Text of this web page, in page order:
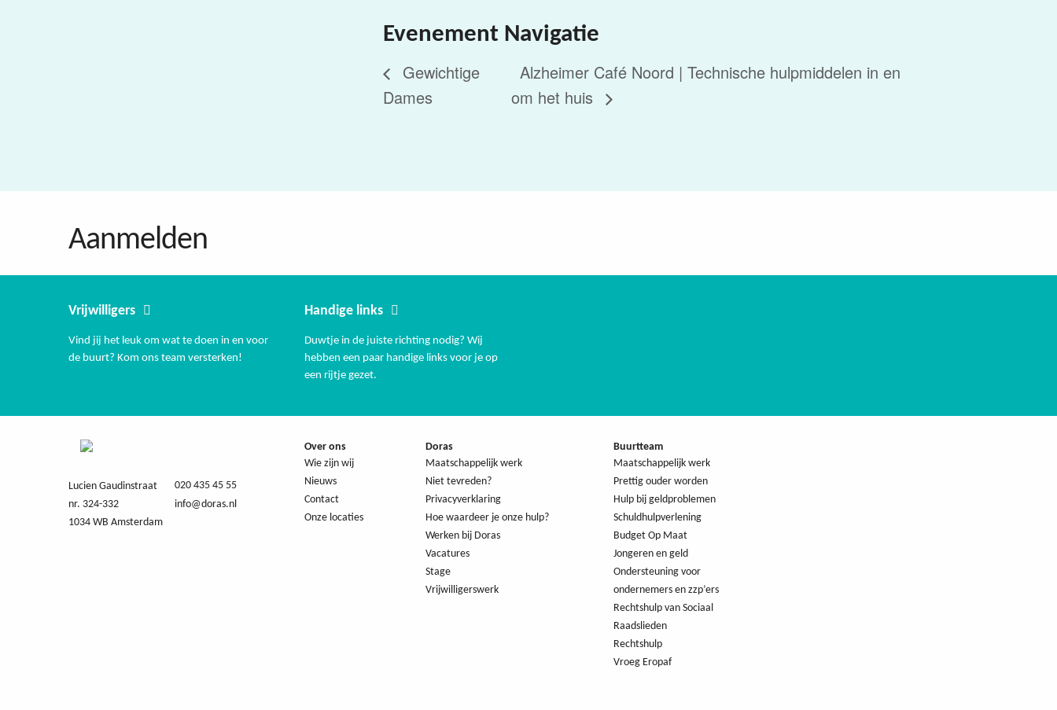
Evenement Navigatie
Gewichtige
Dames
Alzheimer Café Noord | Technische hulpmiddelen in en
om het huis
Aanmelden
Vrijwilligers
Vind jij het leuk om wat te doen in en voor
de buurt? Kom ons team versterken!
Handige links
Duwtje in de juiste richting nodig? Wij
hebben een paar handige links voor je op
een rijtje gezet.
Lucien Gaudinstraat
nr. 324-332
1034 WB Amsterdam
020 435 45 55
info@doras.nl
Over ons
Wie zijn wij
Nieuws
Contact
Onze locaties
Doras
Maatschappelijk werk
Niet tevreden?
Privacyverklaring
Hoe waardeer je onze hulp?
Werken bij Doras
Vacatures
Stage
Vrijwilligerswerk
Buurtteam
Maatschappelijk werk
Prettig ouder worden
Hulp bij geldproblemen
Schuldhulpverlening
Budget Op Maat
Jongeren en geld
Ondersteuning voor
ondernemers en zzp’ers
Rechtshulp van Sociaal
Raadslieden
Rechtshulp
Vroeg Eropaf